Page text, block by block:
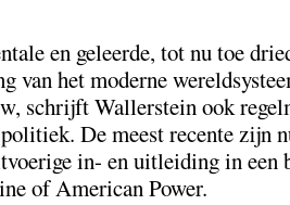
en geleerde, tot nu toe
van het moderne
schrijft Wallerstein ook
De meest recente zijn
in- en uitleiding in een
of American Power.